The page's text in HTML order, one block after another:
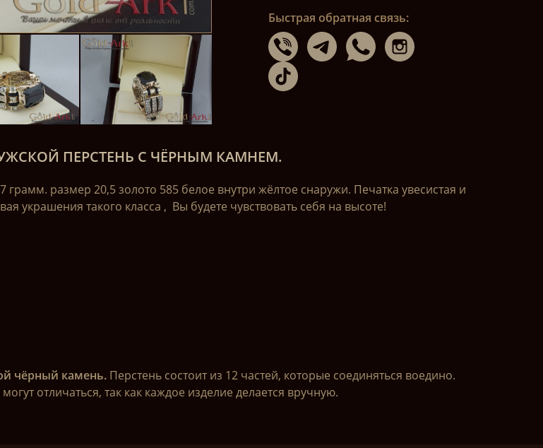
Быстрая обратная связь:
ПЕРСТЕНЬ С ЧЁРНЫМ КАМНЕМ.
грамм. размер 20,5 золото 585 белое внутри жёлтое снаружи. Печатка увесистая и
украшения такого класса , Вы будете чувствовать себя на высоте!
чёрный камень.Перстень состоит из 12 частей, которые соединяться воедино.
отличаться, так как каждое изделие делается вручную.